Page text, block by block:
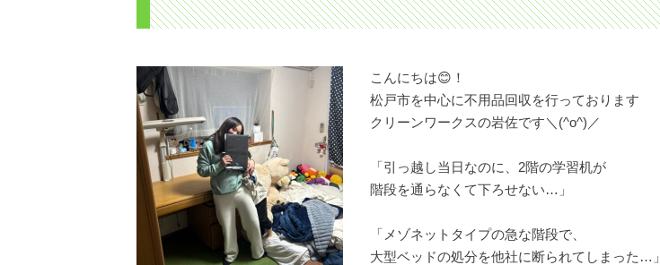
こんにちは😊！
松戸市を中心に不用品回収を行っております
クリーンワークスの岩佐です＼(^o^)／
「引っ越し当日なのに、2階の学習机が
階段を通らなくて下ろせない…」
「メゾネットタイプの急な階段で、
大型ベッドの処分を他社に断られてしまった…」